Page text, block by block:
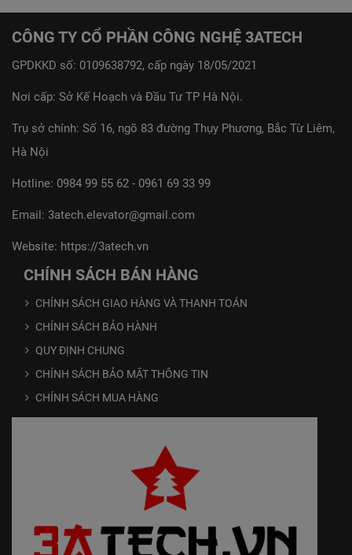
CÔNG TY CỔ PHẦN CÔNG NGHỆ 3ATECH
GPDKKD số: 0109638792, cấp ngày 18/05/2021
Nơi cấp: Sở Kế Hoạch và Đầu Tư TP Hà Nội.
Trụ sở chính: Số 16, ngõ 83 đường Thụy Phương, Bắc Từ Liêm,
Hà Nội
Hotline: 0984 99 55 62 - 0961 69 33 99
Email: 3atech.elevator@gmail.com
Website: https://3atech.vn
CHÍNH SÁCH BÁN HÀNG
CHÍNH SÁCH GIAO HÀNG VÀ THANH TOÁN
CHÍNH SÁCH BẢO HÀNH
QUY ĐỊNH CHUNG
CHÍNH SÁCH BẢO MẬT THÔNG TIN
CHÍNH SÁCH MUA HÀNG